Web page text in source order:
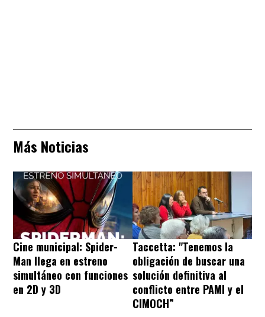
Más Noticias
Cine municipal: Spider-
Man llega en estreno
simultáneo con funciones
en 2D y 3D
Taccetta: "Tenemos la
obligación de buscar una
solución definitiva al
conflicto entre PAMI y el
CIMOCH”